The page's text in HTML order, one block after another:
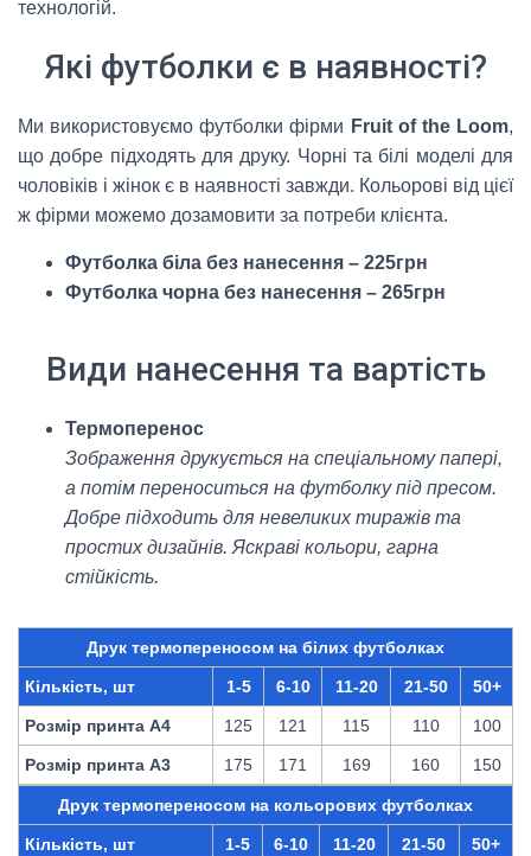
технологій.
Які футболки є в наявності?
Ми використовуємо футболки фірми Fruit of the Loom,
що добре підходять для друку. Чорні та білі моделі для
чоловіків і жінок є в наявності завжди. Кольорові від цієї
ж фірми можемо дозамовити за потреби клієнта.
Футболка біла без нанесення – 225грн
Футболка чорна без нанесення – 265грн
Види нанесення та вартість
Термоперенос
Зображення друкується на спеціальному папері,
а потім переноситься на футболку під пресом.
Добре підходить для невеликих тиражів та
простих дизайнів. Яскраві кольори, гарна
стійкість.
Друк термопереносом на білих футболках
Кількість, шт 1-5 6-10 11-20 21-50 50+
Розмір принта А4 125 121 115 110 100
Розмір принта А3 175 171 169 160 150
Друк термопереносом на кольорових футболках
Кількість, шт 1-5 6-10 11-20 21-50 50+